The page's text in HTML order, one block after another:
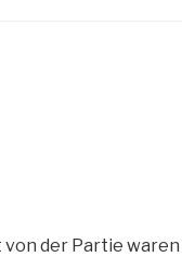
von der Partie waren